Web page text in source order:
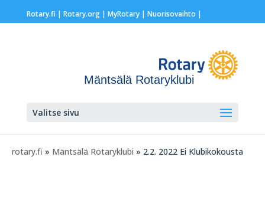
Rotary.fi | Rotary.org| MyRotary | Nuorisovaihto |
Mäntsälä Rotaryklubi
Valitse sivu
rotary.fi » Mäntsälä Rotaryklubi » 2.2. 2022 Ei Klubikokousta